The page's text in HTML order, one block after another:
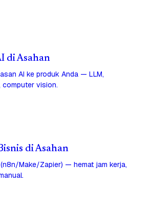
di Asahan
AI ke produk Anda — LLM,
computer vision.
di Asahan
Make/Zapier) — hemat jam kerja,